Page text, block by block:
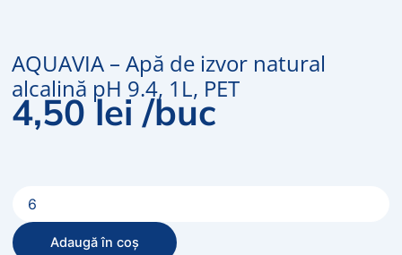
AQUAVIA – Apă de izvor natural
alcalină pH 9.4, 1L, PET
4,50lei/buc
AQUAVIA
–
Apă
Adaugă în coș